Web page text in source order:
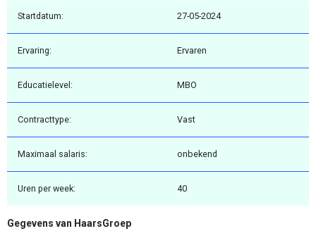
Startdatum: 27-05-2024
Ervaring: Ervaren
Educatielevel: MBO
Contracttype: Vast
Maximaal salaris: onbekend
Uren per week: 40
Gegevens van HaarsGroep